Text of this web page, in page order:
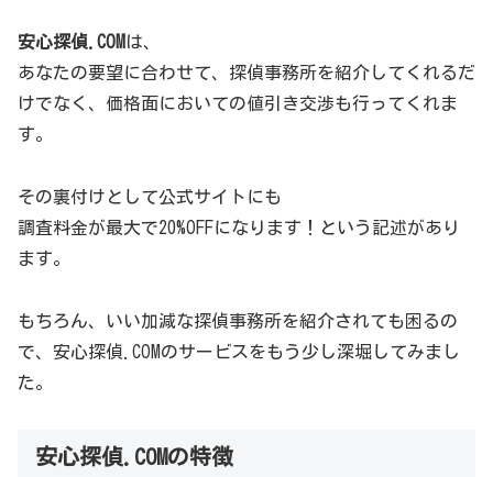
安心探偵.COM は、
あなたの要望に合わせて、探偵事務所を紹介してくれるだ
けでなく、価格面においての値引き交渉も行ってくれま
す。
その裏付けとして公式サイトにも
調査料金が最大で20%OFFになります！という記述があり
ます。
もちろん、いい加減な探偵事務所を紹介されても困るの
で、安心探偵.COMのサービスをもう少し深堀してみまし
た。
安心探偵.COMの特徴